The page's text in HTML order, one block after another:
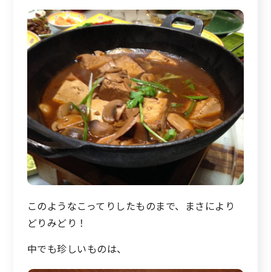
このようなこってりしたものまで、まさにより
どりみどり！
中でも珍しいものは、